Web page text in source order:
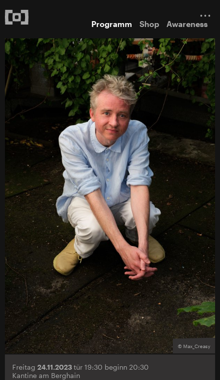
Programm Shop Awareness
© Max_Creasy
Freitag 24.11.2023tür 19:30 beginn 20:30
Kantine am Berghain